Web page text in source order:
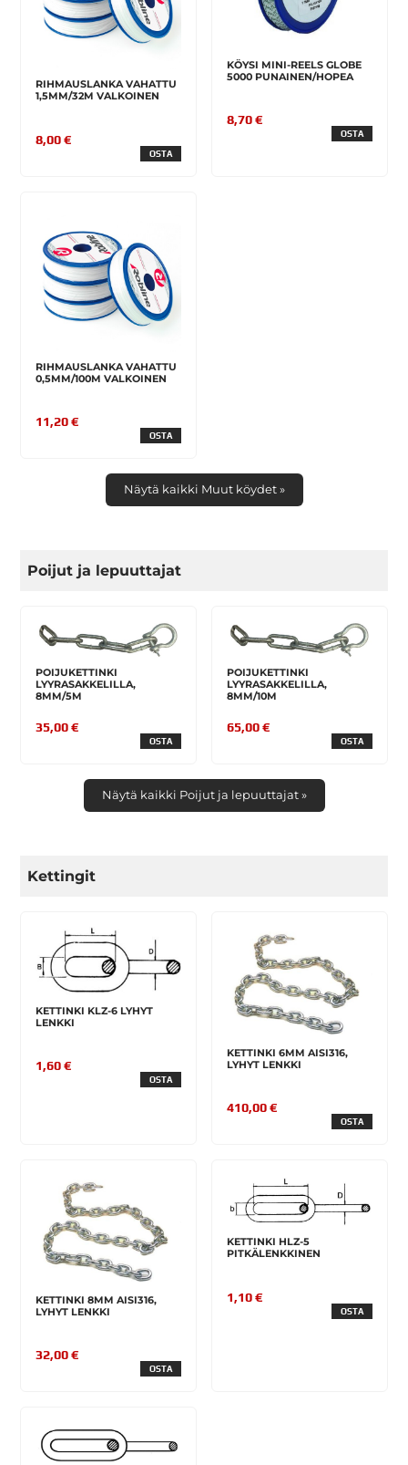
RIHMAUSLANKA VAHATTU
1,5MM/32M VALKOINEN
8,00 €
OSTA
KÖYSI MINI-REELS GLOBE
5000 PUNAINEN/HOPEA
8,70 €
OSTA
RIHMAUSLANKA VAHATTU
0,5MM/100M VALKOINEN
11,20 €
OSTA
Näytä kaikki Muut köydet »
Poijut ja lepuuttajat
POIJUKETTINKI
LYYRASAKKELILLA,
8MM/5M
35,00 €
OSTA
POIJUKETTINKI
LYYRASAKKELILLA,
8MM/10M
65,00 €
OSTA
Näytä kaikki Poijut ja lepuuttajat »
Kettingit
KETTINKI KLZ-6 LYHYT
LENKKI
1,60 €
OSTA
KETTINKI 6MM AISI316,
LYHYT LENKKI
410,00 €
OSTA
KETTINKI 8MM AISI316,
LYHYT LENKKI
32,00 €
OSTA
KETTINKI HLZ-5
PITKÄLENKKINEN
1,10 €
OSTA